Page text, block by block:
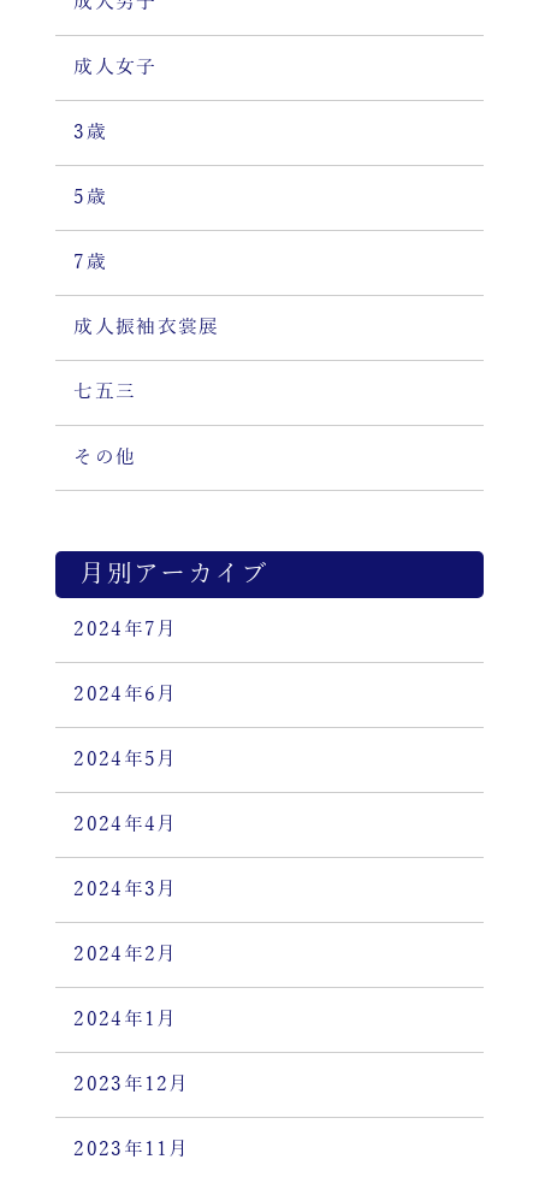
成人女子
3歳
5歳
7歳
成人振袖衣裳展
七五三
その他
月別アーカイブ
2024年7月
2024年6月
2024年5月
2024年4月
2024年3月
2024年2月
2024年1月
2023年12月
2023年11月